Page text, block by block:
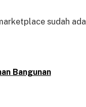
sudah ada
Bangunan